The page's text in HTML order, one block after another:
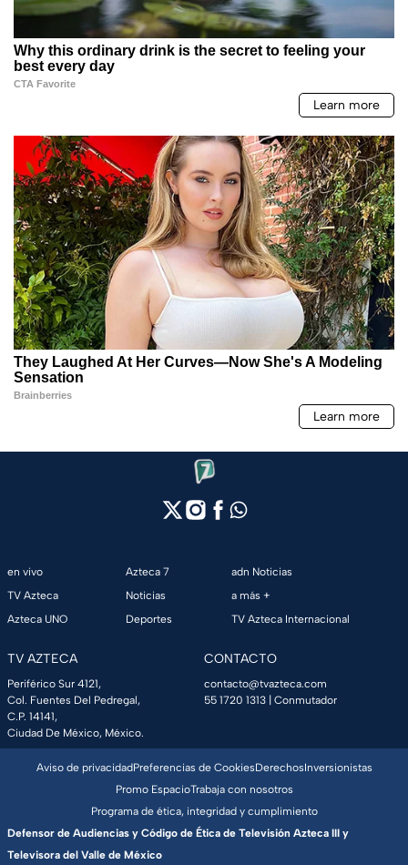
en vivo
TV Azteca
Azteca UNO
Azteca 7
Noticias
Deportes
adn Noticias
a más +
TV Azteca Internacional
TV AZTECA
Periférico Sur 4121,
Col. Fuentes Del Pedregal,
C.P. 14141,
Ciudad De México, México.
CONTACTO
contacto@tvazteca.com
55 1720 1313 | Conmutador
Aviso de privacidadPreferencias de CookiesDerechosInversionistas
Promo EspacioTrabaja con nosotros
Programa de ética, integridad y cumplimiento
Defensor de Audiencias y Código de Ética de Televisión Azteca III y
Televisora del Valle de México